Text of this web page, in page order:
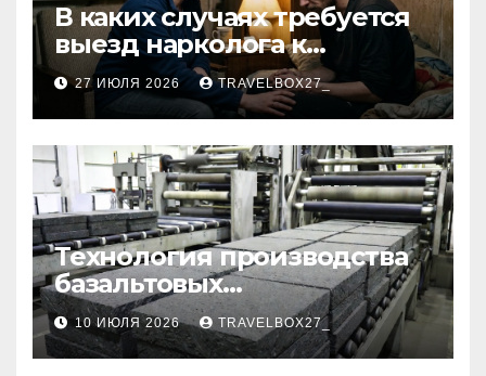
В каких случаях требуется
выезд нарколога к
пациенту
27 ИЮЛЯ 2026 TRAVELBOX27_
Технология производства
базальтовых
теплоизоляционных плит
по ГОСТ
10 ИЮЛЯ 2026 TRAVELBOX27_